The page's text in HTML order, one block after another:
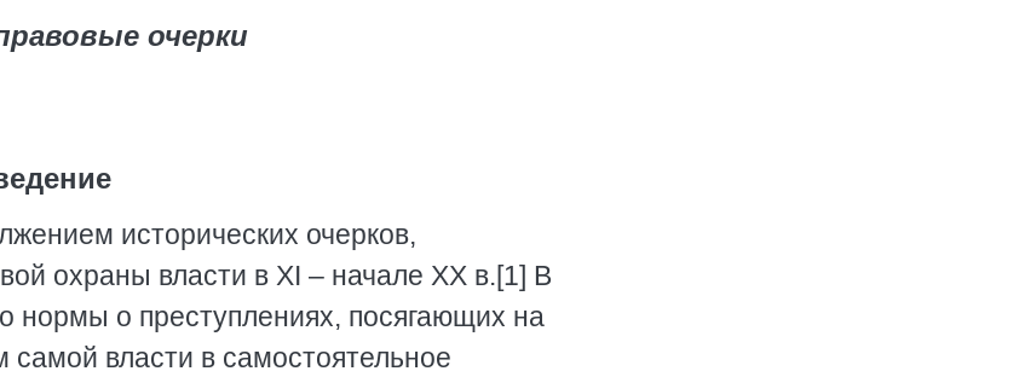
очерки
исторических очерков,
охраны власти в XI – начале XX в.[1] В
нормы о преступлениях, посягающих на
власти в самостоятельное